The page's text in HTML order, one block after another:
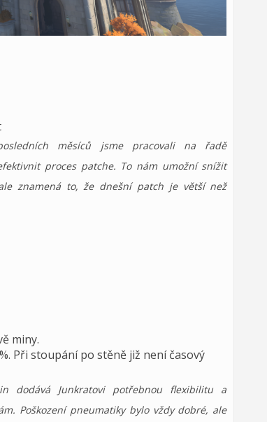
měsíců jsme pracovali na řadě
proces patche. To nám umožní snížit
znamená to, že dnešní patch je větší než
miny.
Při stoupání po stěně již není časový
dodává Junkratovi potřebnou flexibilitu a
Poškození pneumatiky bylo vždy dobré, ale